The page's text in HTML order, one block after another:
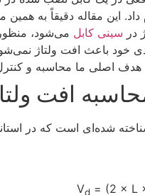
این مقاله دقیقاً به همین
در سینی کابل می‌شود،
خود باعث افت ولتاژ
هدف اصلی ما محاسبه و
افت
Vd = (2 × L